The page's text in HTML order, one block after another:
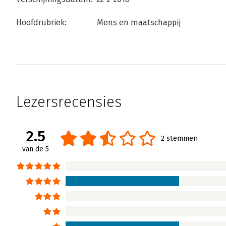
Hoofdrubriek: Mens en maatschappij
Lezersrecensies
2.5
van de 5
2 stemmen